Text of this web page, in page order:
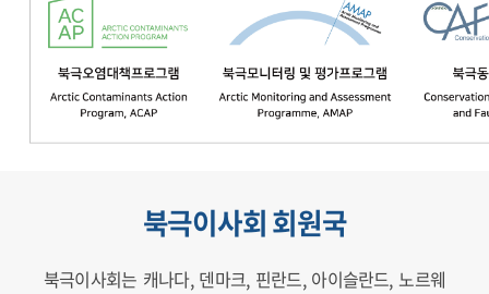
북극이사회 회원국
북극이사회는 캐나다, 덴마크, 핀란드, 아이슬란드, 노르웨